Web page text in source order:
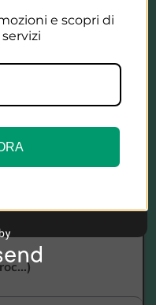
€ 20,00
"WELCOME "
sconto del
e scopri di